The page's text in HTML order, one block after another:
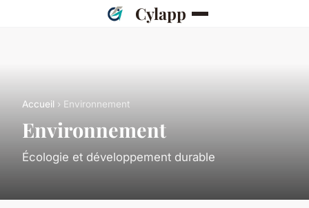
Cylapp
Accueil › Environnement
Environnement
Écologie et développement durable